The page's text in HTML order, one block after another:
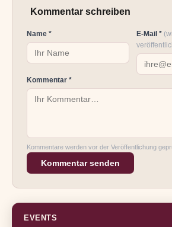
Kommentar schreiben
Name * E-Mail *
Kommentar *
Kommentare werden vor der Veröffentlichung
Kommentar senden
EVENTS